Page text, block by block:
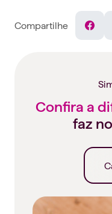
Compartilhe
Confira a
faz